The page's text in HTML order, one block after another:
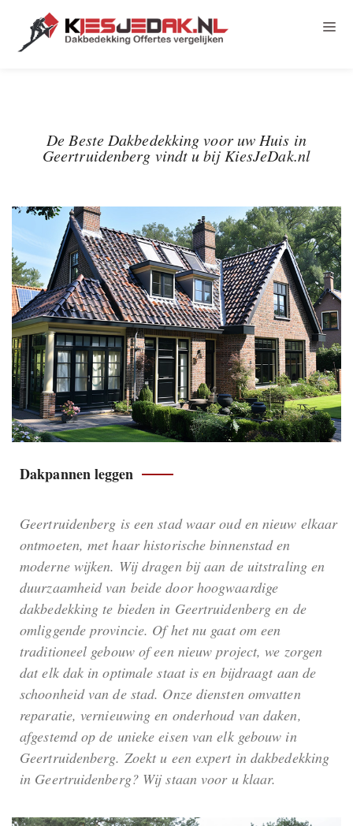
De Beste Dakbedekking voor uw Huis in
Geertruidenberg vindt u bij KiesJeDak.nl
Dakpannen leggen
Geertruidenberg is een stad waar oud en nieuw elkaar
ontmoeten, met haar historische binnenstad en
moderne wijken. Wij dragen bij aan de uitstraling en
duurzaamheid van beide door hoogwaardige
dakbedekking te bieden in Geertruidenberg en de
omliggende provincie. Of het nu gaat om een
traditioneel gebouw of een nieuw project, we zorgen
dat elk dak in optimale staat is en bijdraagt aan de
schoonheid van de stad. Onze diensten omvatten
reparatie, vernieuwing en onderhoud van daken,
afgestemd op de unieke eisen van elk gebouw in
Geertruidenberg. Zoekt u een expert in dakbedekking
in Geertruidenberg? Wij staan voor u klaar.